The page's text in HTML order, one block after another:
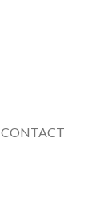
CONTACT